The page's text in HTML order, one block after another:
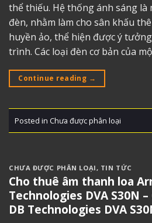
thể thiếu. Hệ thống ánh sáng là
đèn, nhằm làm cho sân khấu
huyền ảo, thể hiện được ý
trình. Các loại đèn cơ bản của
Continue reading →
Posted in Chưa được phân loại
CHƯA ĐƯỢC PHÂN LOẠI, TIN TỨC
Cho thuê âm thanh loa
Technologies DVA S30N
DB Technologies DVA